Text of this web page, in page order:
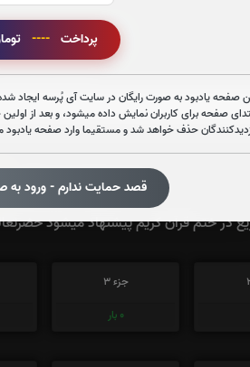
پرداخت ---- تومان
صفحه یادبود به صورت رایگان در سایت آی پُرسه ایجاد
صفحه برای کاربران نمایش داده میشود، و بعد از
حذف خواهد شد و مستقیما وارد صفحه یادبود
قصد حمایت ندارم - ورود به
قرائت زیارت عاشورا را تقبل میکنم
صوت زیارت عاشورا -
تعداد دفعات ختم قران:
در ختم قرآن کریم پیشنهاد میشود
جزء 3
0 بار